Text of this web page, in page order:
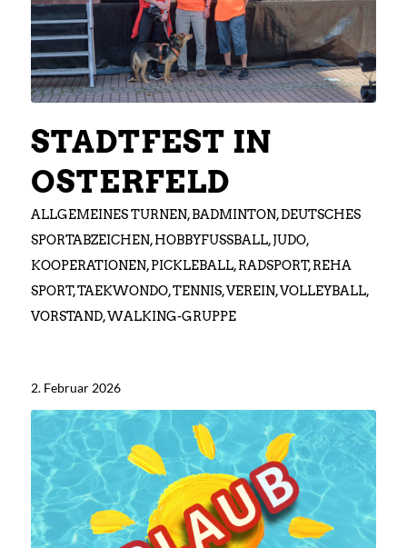
STADTFEST IN
OSTERFELD
ALLGEMEINES TURNEN,BADMINTON,DEUTSCHES
SPORTABZEICHEN,HOBBYFUSSBALL,JUDO,
KOOPERATIONEN,PICKLEBALL,RADSPORT,REHA
SPORT,TAEKWONDO,TENNIS,VEREIN,VOLLEYBALL,
VORSTAND,WALKING-GRUPPE
2. Februar 2026